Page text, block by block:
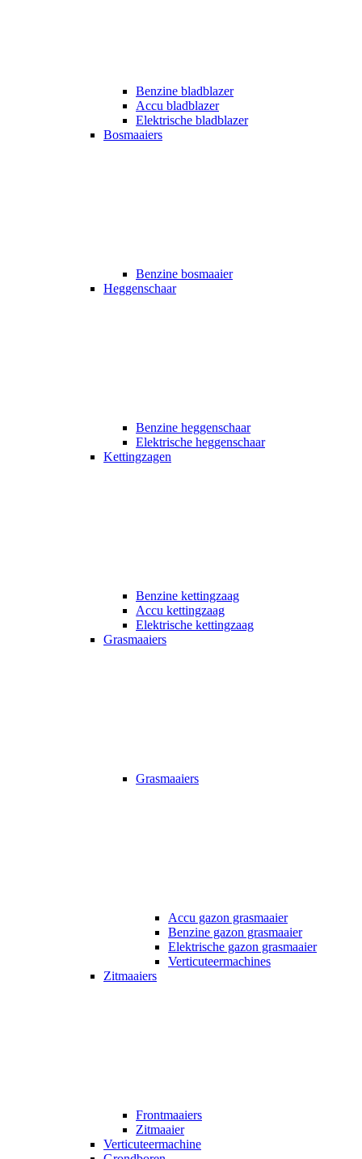
Benzine bladblazer
Accu bladblazer
Elektrische bladblazer
Bosmaaiers
Benzine bosmaaier
Heggenschaar
Benzine heggenschaar
Elektrische heggenschaar
Kettingzagen
Benzine kettingzaag
Accu kettingzaag
Elektrische kettingzaag
Grasmaaiers
Grasmaaiers
Accu gazon grasmaaier
Benzine gazon grasmaaier
Elektrische gazon grasmaaier
Verticuteermachines
Zitmaaiers
Frontmaaiers
Zitmaaier
Verticuteermachine